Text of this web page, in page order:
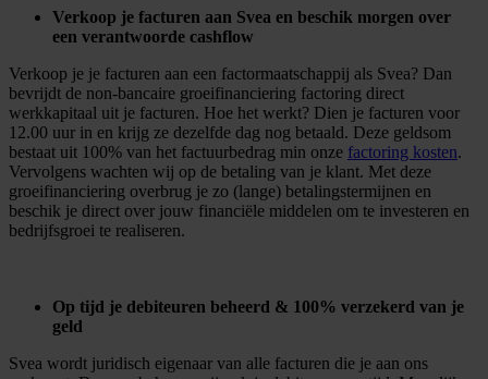
Verkoop je facturen aan Svea en beschik morgen over
een verantwoorde cashflow
Verkoop je je facturen aan een factormaatschappij als Svea? Dan
bevrijdt de non-bancaire groeifinanciering factoring direct
werkkapitaal uit je facturen. Hoe het werkt? Dien je facturen voor
12.00 uur in en krijg ze dezelfde dag nog betaald. Deze geldsom
bestaat uit 100% van het factuurbedrag min onze factoring kosten.
Vervolgens wachten wij op de betaling van je klant. Met deze
groeifinanciering overbrug je zo (lange) betalingstermijnen en
beschik je direct over jouw financiële middelen om te investeren en
bedrijfsgroei te realiseren.
Op tijd je debiteuren beheerd & 100% verzekerd van je
geld
Svea wordt juridisch eigenaar van alle facturen die je aan ons